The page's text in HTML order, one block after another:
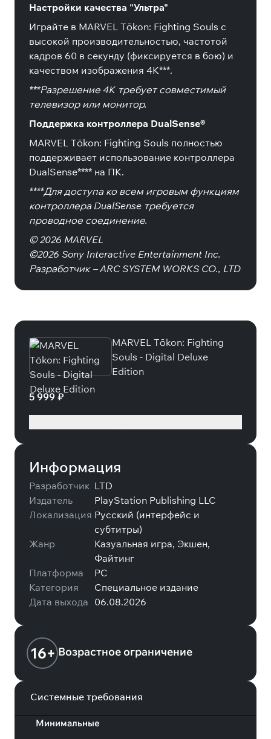
Настройки качества "Ультра"
Играйте в MARVEL Tōkon: Fighting Souls с
высокой производительностью, частотой
кадров 60 в секунду (фиксируется в бою) и
качеством изображения 4K***.
***Разрешение 4K требует совместимый
телевизор или монитор.
Поддержка контроллера DualSense®
MARVEL Tōkon: Fighting Souls полностью
поддерживает использование контроллера
DualSense**** на ПК.
****Для доступа ко всем игровым функциям
контроллера DualSense требуется
проводное соединение.
© 2026 MARVEL
©2026 Sony Interactive Entertainment Inc.
Разработчик – ARC SYSTEM WORKS CO., LTD
MARVEL Tōkon: Fighting
Souls - Digital Deluxe
Edition
5 999 ₽
Информация
Разработчик LTD
Издатель
PlayStation Publishing LLC
Локализация Русский (интерфейс и
субтитры)
Жанр
Казуальная игра, Экшен,
Файтинг
Платформа
PC
Категория
Специальное издание
Дата выхода 06.08.2026
16+ Возрастное ограничение
Системные требования
Минимальные